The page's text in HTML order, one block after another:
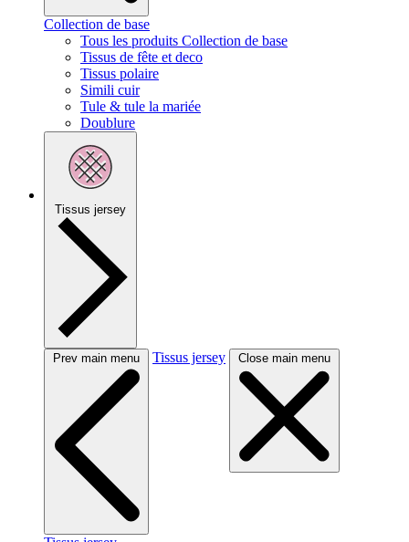
Collection de base
Tous les produits Collection de base
Tissus de fête et deco
Tissus polaire
Simili cuir
Tule & tule la mariée
Doublure
Tissus jersey
Prev main menu Tissus jersey Close main menu